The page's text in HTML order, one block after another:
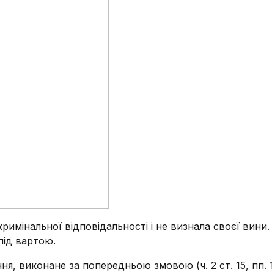
відповідальності і не визнала своєї
вартою.
виконане за попередньою змовою (ч. 2 ст. 15, пп.